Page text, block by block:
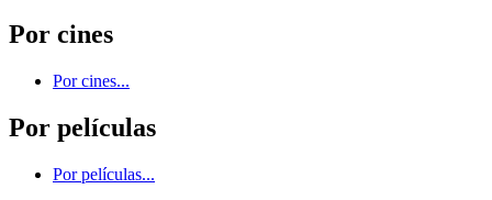
Por cines
Por cines...
Por películas
Por películas...